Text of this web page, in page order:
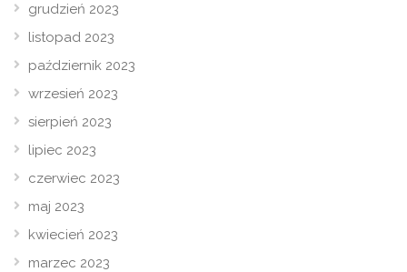
grudzień 2023
listopad 2023
październik 2023
wrzesień 2023
sierpień 2023
lipiec 2023
czerwiec 2023
maj 2023
kwiecień 2023
marzec 2023